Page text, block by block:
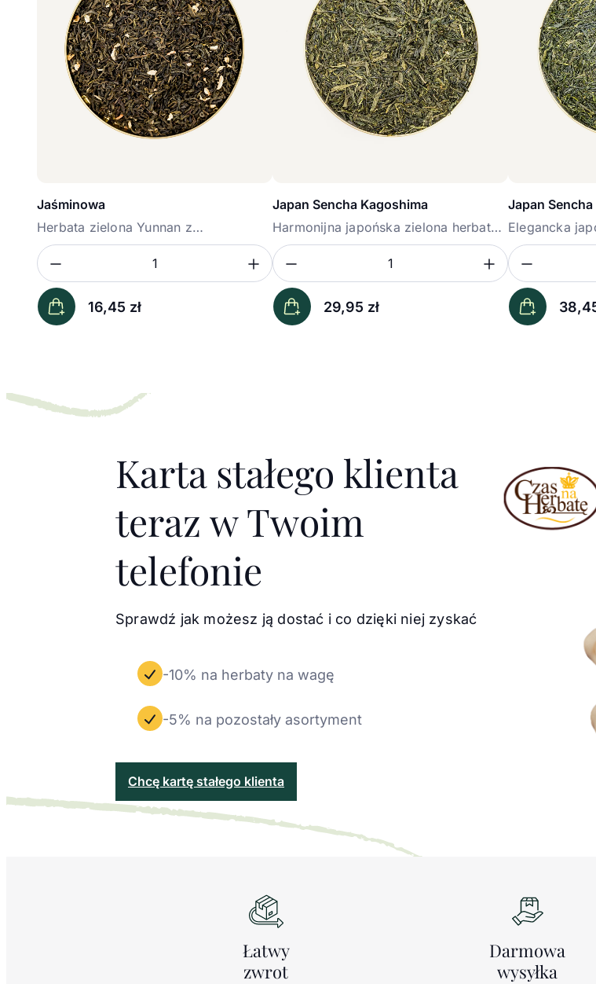
Jaśminowa
Herbata zielona Yunnan z
dodatkiem...
16,45 zł
IlośćZmniejsz ilość Zwiększ ilość
Japan Sencha Kagoshima
Harmonijna japońska zielona herbata
premium...
29,95 zł
IlośćZmniejsz ilość Zwiększ
Japan
Elegancka
premium...
Ilość
Karta stałego klienta
teraz w Twoim
telefonie
Sprawdź jak możesz ją dostać i co dzięki niej zyskać
-10% na herbaty na wagę
-5% na pozostały asortyment
Chcę kartę stałego klienta
Łatwy
zwrot
Darmowa
wysyłka